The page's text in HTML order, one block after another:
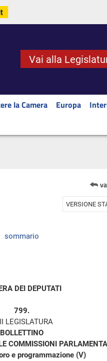
Vai alla
la Camera Europa
VERSIONE
sommario
DEI DEPUTATI
799.
LEGISLATURA
BOLLETTINO
COMMISSIONI
e programmazione (V)